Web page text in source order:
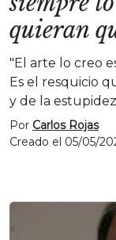
quieran
"El arte lo creo
Es el resquicio
y de la
Por Carlos Rojas
Creado el 05/05/